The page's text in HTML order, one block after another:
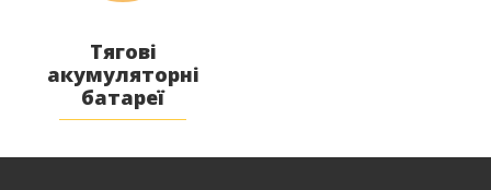
Тягові
акумуляторні
батареї